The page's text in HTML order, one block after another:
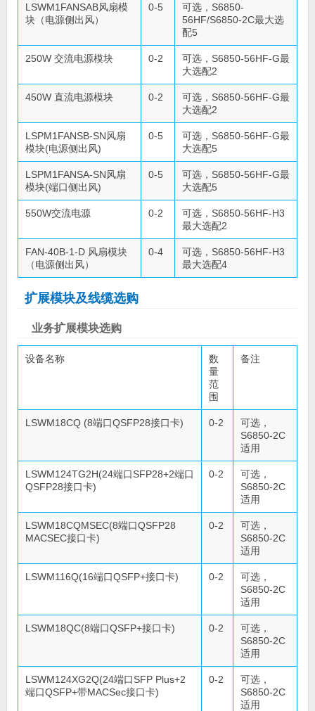
LSWM1FANSAB风扇模
块（电源侧出风）
0-5
可选，S6850-
56HF/S6850-2C最大选
配5
250W 交流电源模块 0-2
可选，S6850-56HF-G最
大选配2
450W 直流电源模块 0-2
可选，S6850-56HF-G最
大选配2
LSPM1FANSB-SN风扇
模块(电源侧出风)
0-5
可选，S6850-56HF-G最
大选配5
LSPM1FANSA-SN风扇
模块(端口侧出风)
0-5
可选，S6850-56HF-G最
大选配5
550W交流电源 0-2
可选，S6850-56HF-H3
最大选配2
FAN-40B-1-D 风扇模块
（电源侧出风）
0-4
可选，S6850-56HF-H3
最大选配4
扩展模块及线缆选购
业务扩展模块选购
设备名称
数
量
范
围
备注
LSWM18CQ (8端口QSFP28接口卡) 0-2
可选，
S6850-2C
适用
LSWM124TG2H(24端口SFP28+2端口
QSFP28接口卡)
0-2
可选，
S6850-2C
适用
LSWM18CQMSEC(8端口QSFP28
MACSEC接口卡)
0-2
可选，
S6850-2C
适用
LSWM116Q(16端口QSFP+接口卡) 0-2
可选，
S6850-2C
适用
LSWM18QC(8端口QSFP+接口卡) 0-2
可选，
S6850-2C
适用
LSWM124XG2Q(24端口SFP Plus+2
端口QSFP+带MACSec接口卡)
0-2
可选，
S6850-2C
适用